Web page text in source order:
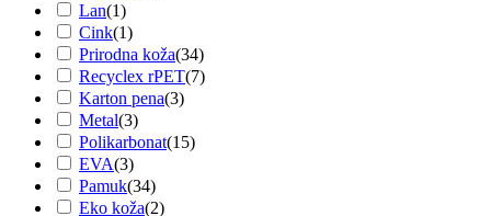
Lan(1)
Cink(1)
Prirodna koža(34)
Recyclex rPET(7)
Karton pena(3)
Metal(3)
Polikarbonat(15)
EVA(3)
Pamuk(34)
Eko koža(2)